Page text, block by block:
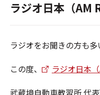
ラジオ日本（AM
ラジオをお聞きの方も多
この度、
ラジオ日本（
武蔵境自動車教習所 代